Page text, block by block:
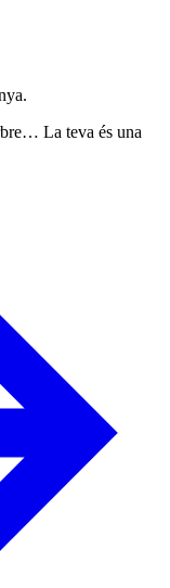
La teva és una